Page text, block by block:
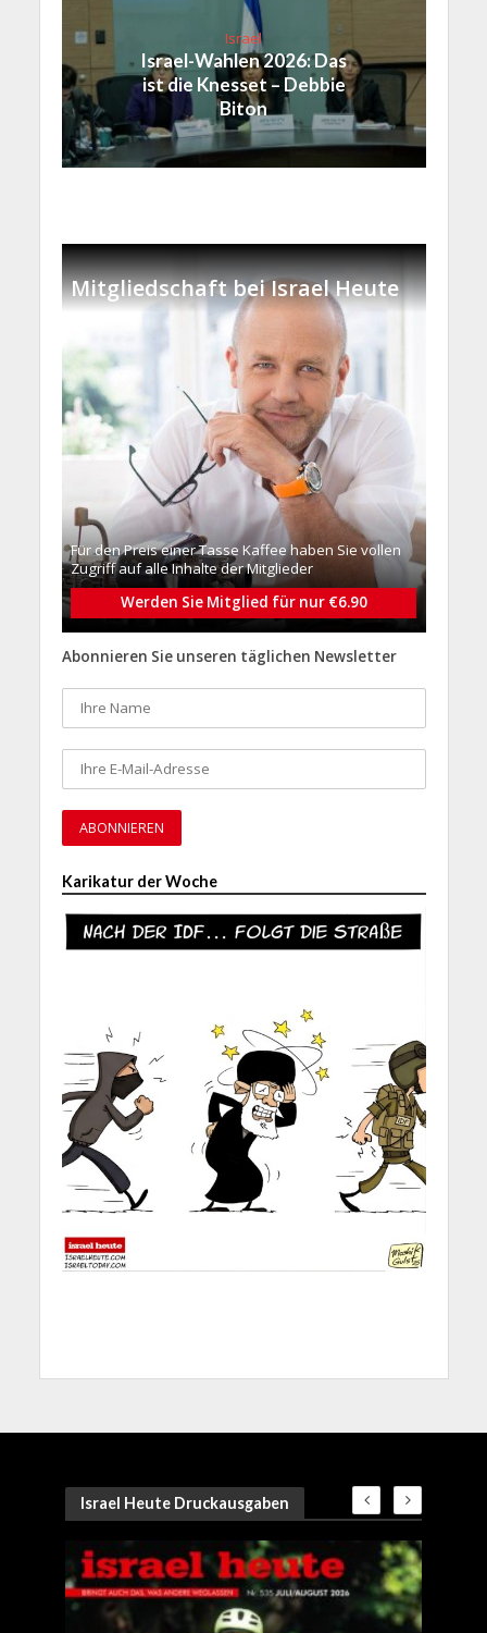
Israel
Israel-Wahlen 2026: Das
ist die Knesset – Debbie
Biton
Mitgliedschaft bei Israel Heute
Für den Preis einer Tasse Kaffee haben Sie vollen
Zugriff auf alle Inhalte der Mitglieder
Werden Sie Mitglied für nur €6.90
Abonnieren Sie unseren täglichen Newsletter
Karikatur der Woche
Israel Heute Druckausgaben